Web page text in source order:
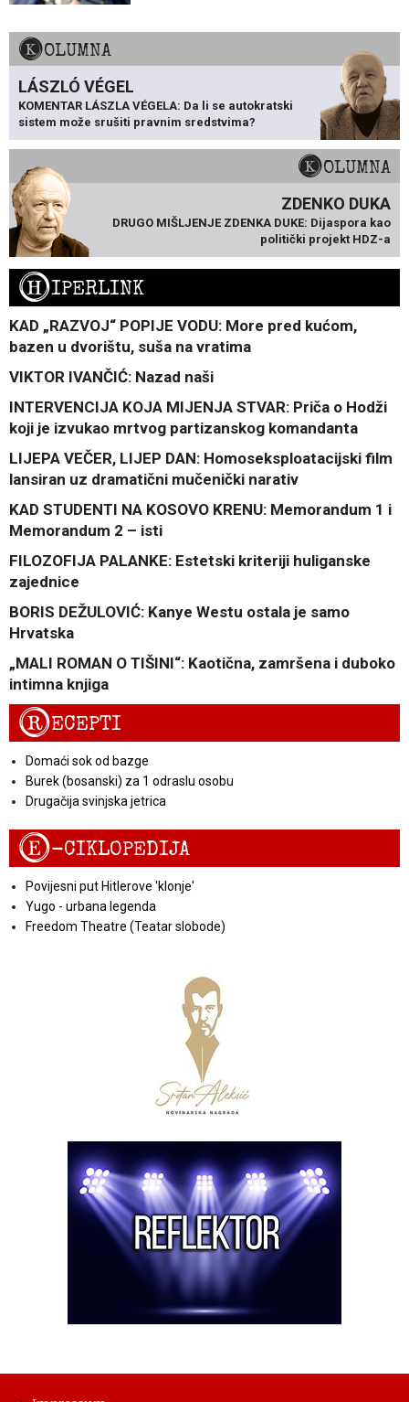
KOLUMNA
LÁSZLÓ VÉGEL
KOMENTAR LÁSZLA VÉGELA: Da li se autokratski
sistem može srušiti pravnim sredstvima?
KOLUMNA
ZDENKO DUKA
DRUGO MIŠLJENJE ZDENKA DUKE: Dijaspora kao
politički projekt HDZ-a
HIPERLINK
KAD „RAZVOJ“ POPIJE VODU: More pred kućom,
bazen u dvorištu, suša na vratima
VIKTOR IVANČIĆ: Nazad naši
INTERVENCIJA KOJA MIJENJA STVAR: Priča o Hodži
koji je izvukao mrtvog partizanskog komandanta
LIJEPA VEČER, LIJEP DAN: Homoseksploatacijski film
lansiran uz dramatični mučenički narativ
KAD STUDENTI NA KOSOVO KRENU: Memorandum 1 i
Memorandum 2 – isti
FILOZOFIJA PALANKE: Estetski kriteriji huliganske
zajednice
BORIS DEŽULOVIĆ: Kanye Westu ostala je samo
Hrvatska
„MALI ROMAN O TIŠINI“: Kaotična, zamršena i duboko
intimna knjiga
RECEPTI
Domaći sok od bazge
Burek (bosanski) za 1 odraslu osobu
Drugačija svinjska jetrica
E-CIKLOPEDIJA
Povijesni put Hitlerove 'klonje'
Yugo - urbana legenda
Freedom Theatre (Teatar slobode)